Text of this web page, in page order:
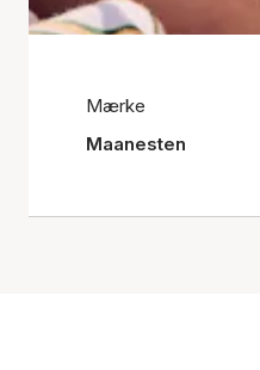
Mærke
Maanesten